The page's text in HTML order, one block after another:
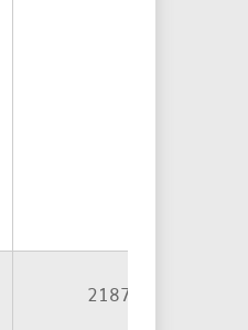
2187 p.b.